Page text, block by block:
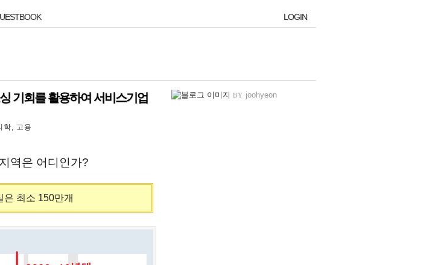
LOGIN
LOGIN
기회를 활용하여 서비스기업
기회를 활용하여 서비스기업
학, 고용
역은 어디인가?
은 최소 150만개
BY joohyeon